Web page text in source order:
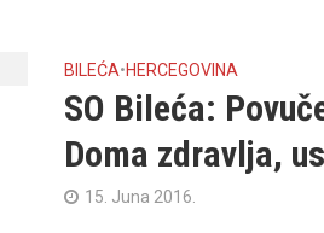
BILEĆA• HERCEGOVINA
SO Bileća:
Doma zdravlja,
15. Juna 2016.